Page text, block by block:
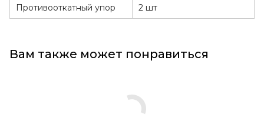
Противооткатный упор 2 шт
Вам также может понравиться